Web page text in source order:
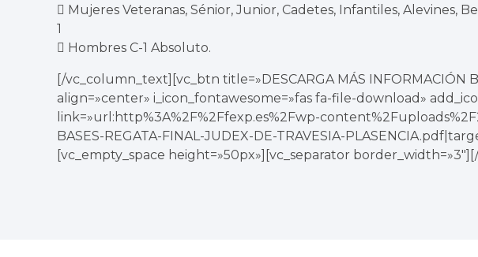
 Mujeres Veteranas, Sénior, Junior, Cadetes, Infantiles, Alevines,
1
 Hombres C-1 Absoluto.
[/vc_column_text][vc_btn title=»DESCARGA MÁS INFORMACIÓN
align=»center» i_icon_fontawesome=»fas fa-file-download»
link=»url:http%3A%2F%2Ffexp.es%2Fwp-
BASES-REGATA-FINAL-JUDEX-DE-TRAVESIA-
[vc_empty_space height=»50px»][vc_separator